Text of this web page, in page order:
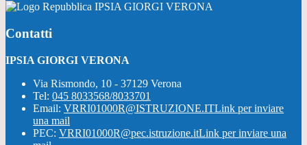
IPSIA GIORGI VERONA
Contatti
IPSIA GIORGI VERONA
Via Rismondo, 10 - 37129 Verona
Tel: 045 8033568/8033701
Email: VRRI01000R@ISTRUZIONE.ITLink per inviare
una mail
PEC: VRRI01000R@pec.istruzione.itLink per inviare una